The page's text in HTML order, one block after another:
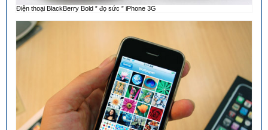
Điện thoại BlackBerry Bold ” đọ sức ” iPhone 3G